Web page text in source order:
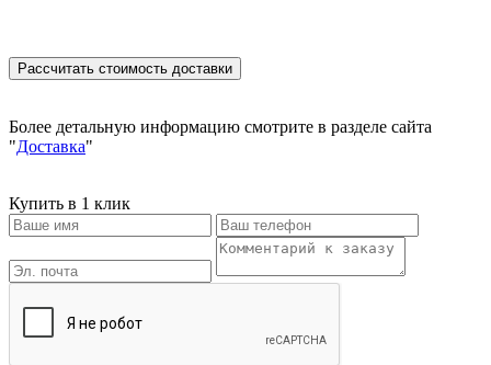
Рассчитать стоимость доставки
Более детальную информацию смотрите в разделе сайта
"Доставка"
Купить в 1 клик